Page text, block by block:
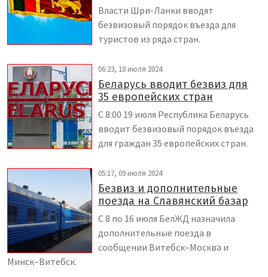
Власти Шри-Ланки вводят
безвизовый порядок въезда для
туристов из ряда стран.
06:23, 18 июля 2024
Беларусь вводит безвиз для
35 европейских стран
С 8:00 19 июля Республика Беларусь
вводит безвизовый порядок въезда
для граждан 35 европейских стран.
05:17, 09 июля 2024
Безвиз и дополнительные
поезда на Славянский базар
С 8 по 16 июля БелЖД назначила
дополнительные поезда в
сообщении Витебск–Москва и
Минск–Витебск.